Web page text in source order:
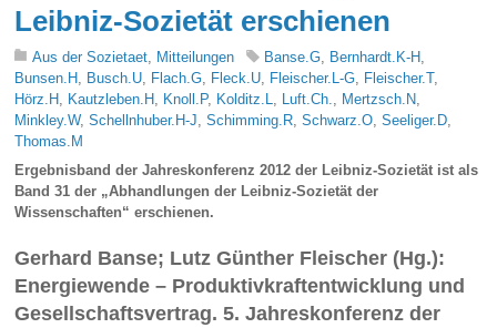
Leibniz-Sozietät erschienen
Aus der Sozietaet, Mitteilungen Banse.G, Bernhardt.K-H ,
Bunsen.H , Busch.U, Flach.G, Fleck.U, Fleischer.L-G, Fleischer.T,
Hörz.H , Kautzleben.H , Knoll.P, Kolditz.L, Luft.Ch., Mertzsch.N,
Minkley.W,Schellnhuber.H-J,Schimming.R,Schwarz.O,Seeliger.D,
Thomas.M
Ergebnisband der Jahreskonferenz 2012 der Leibniz-Sozietät ist als
Band 31 der „Abhandlungen der Leibniz-Sozietät der
Wissenschaften“ erschienen.
Gerhard Banse; Lutz Günther Fleischer (Hg.):
Energiewende – Produktivkraftentwicklung und
Gesellschaftsvertrag. 5. Jahreskonferenz der